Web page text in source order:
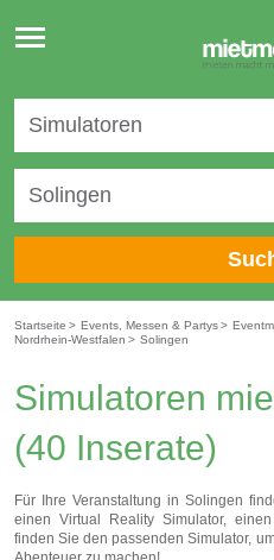
Toggle
navigation
Startseite > Events, Messen & Partys>
Nordrhein-Westfalen > Solingen
Simulatoren
(40 Inserate)
Für Ihre Veranstaltung in Solingen
einen Virtual Reality Simulator,
finden Sie den passenden Simulator,